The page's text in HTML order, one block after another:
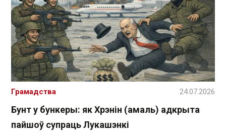
Бунт у бункеры: як Хрэнін (амаль) адкрыта
пайшоў супраць Лукашэнкі
Грамадства 24.07.2026